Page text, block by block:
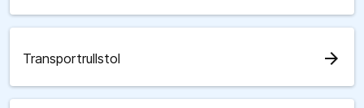
Transportrullstol arrow_forward